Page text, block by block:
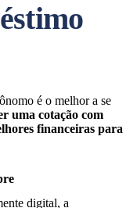
é o melhor a se
uma cotação com
financeiras para
digital, a